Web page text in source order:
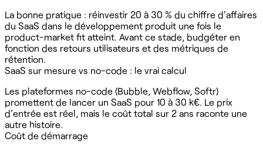
La bonne pratique : réinvestir 20 à 30 % du chiffre d'affaires
du SaaS dans le développement produit une fois le
product-market fit atteint. Avant ce stade, budgéter en
fonction des retours utilisateurs et des métriques de
rétention.
SaaS sur mesure vs no-code : le vrai calcul
Les plateformes no-code (Bubble, Webflow, Softr)
promettent de lancer un SaaS pour 10 à 30 k€. Le prix
d'entrée est réel, mais le coût total sur 2 ans raconte une
autre histoire.
Coût de démarrage